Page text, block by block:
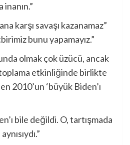
inanın.”
karşı savaşı kazanamaz”
bunu yapamayız.”
olmak çok üzücü, ancak
etkinliğinde birlikte
2010’un ‘büyük Biden’ı
bile değildi. O, tartışmada